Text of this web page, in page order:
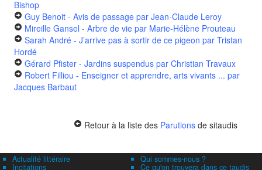
Bishop
Guy Benoit - Avis de passage par Jean-Claude Leroy
Mireille Gansel - Arbre de vie par Marie-Hélène Prouteau
Sarah André - J’arrive pas à sortir de ce pigeon par Tristan
Hordé
Gérard Pfister - Jardins suspendus par Christian Travaux
Robert Filliou - Enseigner et apprendre, arts vivants ... par
Jacques Barbaut
Retour à la liste des Parutions de sitaudis
Actualité littéraire
Incitations
Qui sommes-nous ?
Ce qu'on trouvera dans ce taudis